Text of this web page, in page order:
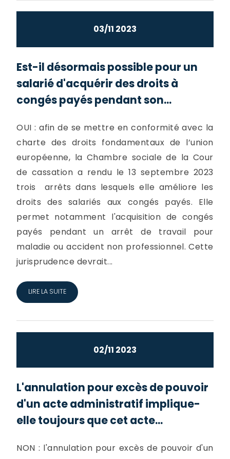
03/11 2023
Est-il désormais possible pour un
salarié d'acquérir des droits à
congés payés pendant son...
OUI : afin de se mettre en conformité avec la
charte des droits fondamentaux de l’union
européenne, la Chambre sociale de la Cour
de cassation a rendu le 13 septembre 2023
trois arrêts dans lesquels elle améliore les
droits des salariés aux congés payés. Elle
permet notamment l'acquisition de congés
payés pendant un arrêt de travail pour
maladie ou accident non professionnel. Cette
jurisprudence devrait...
LIRE LA SUITE
02/11 2023
L'annulation pour excès de pouvoir
d'un acte administratif implique-
elle toujours que cet acte...
NON : l'annulation pour excès de pouvoir d'un